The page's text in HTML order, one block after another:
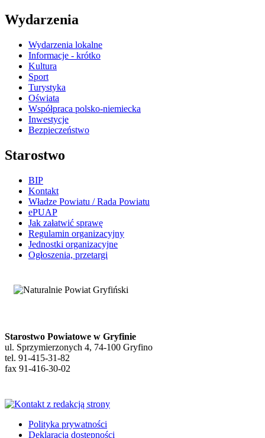
Wydarzenia
Wydarzenia lokalne
Informacje - krótko
Kultura
Sport
Turystyka
Oświata
Współpraca polsko-niemiecka
Inwestycje
Bezpieczeństwo
Starostwo
BIP
Kontakt
Władze Powiatu / Rada Powiatu
ePUAP
Jak załatwić sprawę
Regulamin organizacyjny
Jednostki organizacyjne
Ogłoszenia, przetargi
Starostwo Powiatowe w Gryfinie
ul. Sprzymierzonych 4, 74-100 Gryfino
tel. 91-415-31-82
fax 91-416-30-02
Polityka prywatności
Deklaracja dostępności